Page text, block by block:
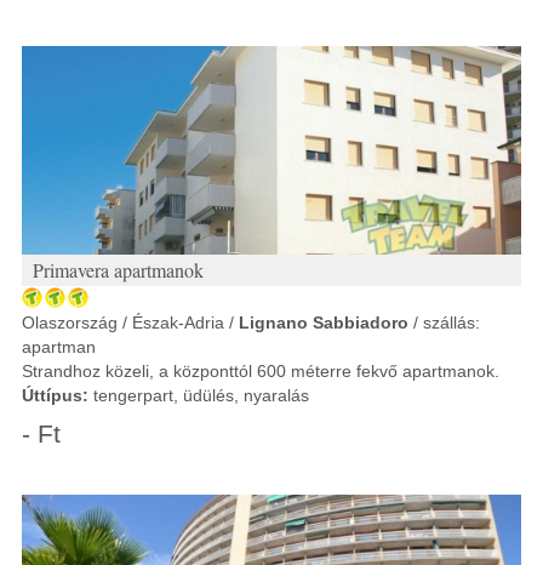
Primavera apartmanok
Olaszország / Észak-Adria / Lignano Sabbiadoro / szállás:
apartman
Strandhoz közeli, a központtól 600 méterre fekvő apartmanok.
Úttípus: tengerpart, üdülés, nyaralás
- Ft